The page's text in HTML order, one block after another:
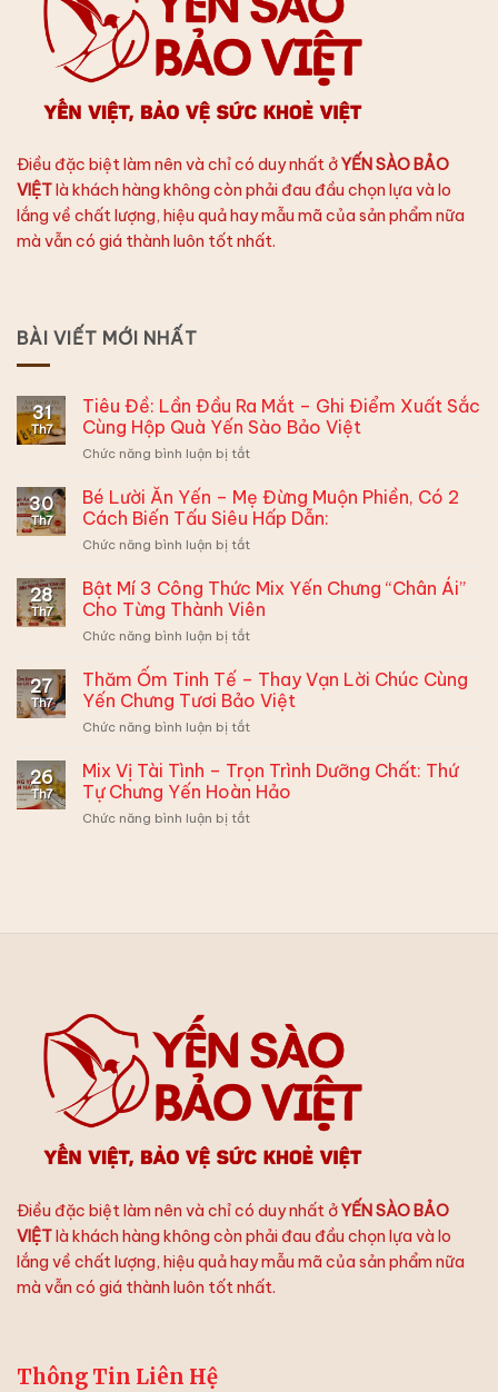
Điều đặc biệt làm nên và chỉ có duy nhất ởYẾN SÀO BẢO
VIỆTlà khách hàng không còn phải đau đầu chọn lựa và lo
lắng về chất lượng, hiệu quả hay mẫu mã của sản phẩm nữa
mà vẫn có giá thành luôn tốt nhất.
BÀI VIẾT MỚI NHẤT
31
Th7
Tiêu Đề: Lần Đầu Ra Mắt – Ghi Điểm Xuất Sắc
Cùng Hộp Quà Yến Sào Bảo Việt
Chức năng bình luận bị tắtở
Đề:
Lần
Đầu
Ra
–
Ghi
Xuất
Cùng
Hộp
Yến
Bảo
Việt
30
Th7
Bé Lười Ăn Yến – Mẹ Đừng Muộn Phiền, Có 2
Cách Biến Tấu Siêu Hấp Dẫn:
Chức năng bình luận bị tắtở
Lười
Ăn
Yến
–
Đừng
Muộn
Phiền,
Có
Cách
Biến
Siêu
28
Th7
Bật Mí 3 Công Thức Mix Yến Chưng “Chân Ái”
Cho Từng Thành Viên
Chức năng bình luận bị tắtở
Mí
Công
Thức
Yến
Chưng
Ái”
27
Th7
Thăm Ốm Tinh Tế – Thay Vạn Lời Chúc Cùng
Yến Chưng Tươi Bảo Việt
Chức năng bình luận bị tắtở
Ốm
Tinh
Tế
–
26
Th7
Mix Vị Tài Tình – Trọn Trình Dưỡng Chất: Thứ
Tự Chưng Yến Hoàn Hảo
Chức năng bình luận bị tắtở
Chưng
Yến
Hoàn
Hảo
Điều đặc biệt làm nên và chỉ có duy nhất ởYẾN SÀO BẢO
VIỆTlà khách hàng không còn phải đau đầu chọn lựa và lo
lắng về chất lượng, hiệu quả hay mẫu mã của sản phẩm nữa
mà vẫn có giá thành luôn tốt nhất.
Thông Tin Liên Hệ